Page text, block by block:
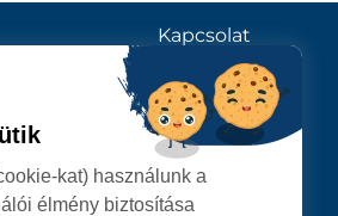
HIVATAL
Kapcsolat
KÖVESSENEK
kat) használunk a
élmény biztosítása